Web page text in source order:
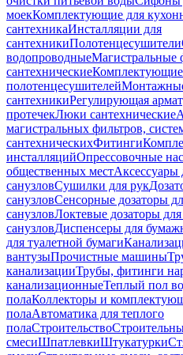
моекКомплектующие для
сантехникаИнсталляции для
сантехникиПолотенцесушители
водопроводныеМагистральные
сантехническиеКомплектующие
полотенцесушителей
сантехникиРегулирующая
протечекЛюки сантехнические
магистральных фильтров,
сантехническихФитинги
инсталляцийОпрессовочные
общественных местАксессуары
санузловСушилки для рук
санузловСенсорные дозаторы
санузловЛоктевые дозаторы
санузловДиспенсеры для
для туалетной бумаги
вантузыПрочистные машины
канализацииТрубы, фитинги
канализационныеТеплый пол
полаКоллекторы и
полаАвтоматика для теплого
полаСтроительство
смесиШпатлевкиШтукатурки